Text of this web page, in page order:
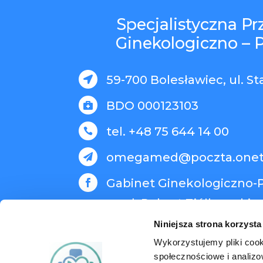
Niniejsza strona
Wykorzystujemy pliki
społecznościowe i
Specjalistyczna
Ginekologiczno –
 59-700 Bolesławiec, ul.
 BDO 000123103
 tel. +48 75 644 14 00


Gabinet Ginekologiczno-
med. Robert Ziółkowski